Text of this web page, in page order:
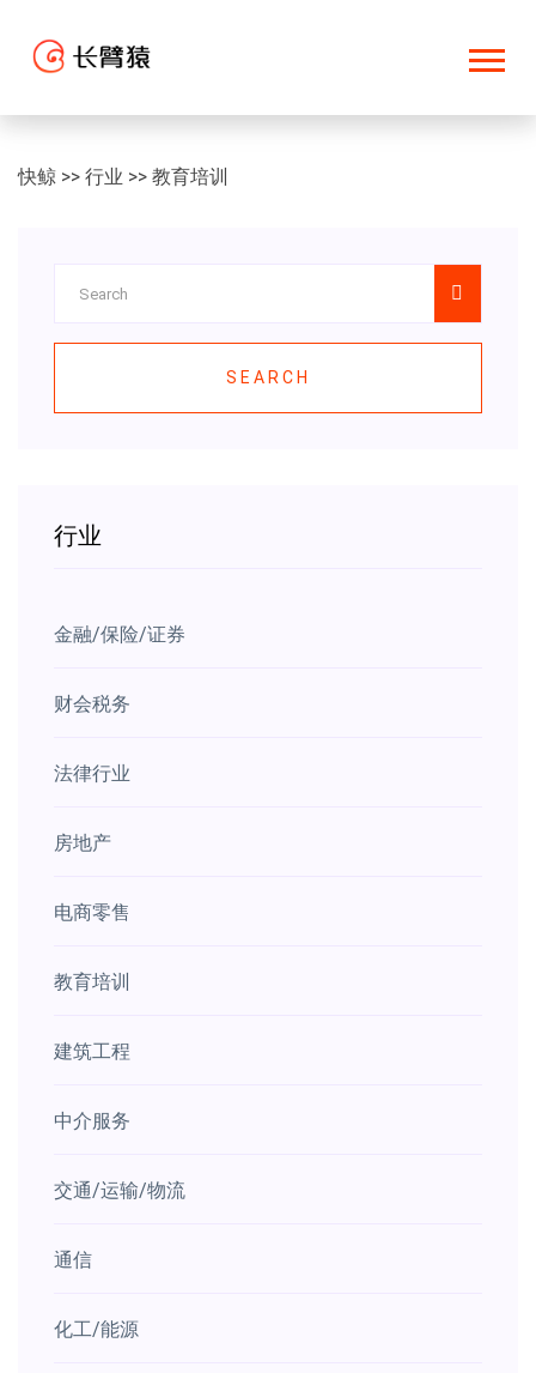
快鲸 >> 行业 >> 教育培训
SEARCH
行业
金融/保险/证券
财会税务
法律行业
房地产
电商零售
教育培训
建筑工程
中介服务
交通/运输/物流
通信
化工/能源